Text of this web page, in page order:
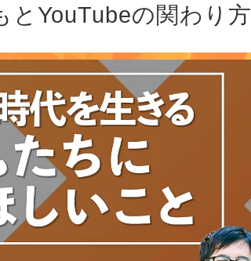
とYouTubeの関わり方